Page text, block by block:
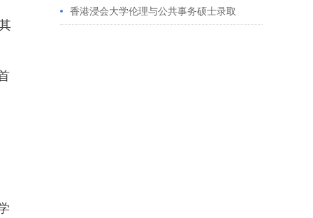
香港浸会大学伦理与公共事务硕士录取